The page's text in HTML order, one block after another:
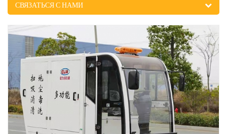
СВЯЗАТЬСЯ С НАМИ